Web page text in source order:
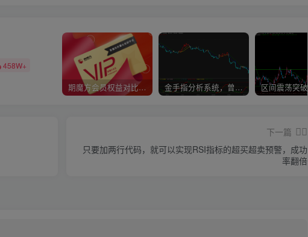
458W+
期魔方会员权益对比，总有一项适合您！ 金手指分析系统，曾经市场价39800
下一篇
只要加两行代码，就可以实现RSI指标的超买超卖预警，成功
率翻倍